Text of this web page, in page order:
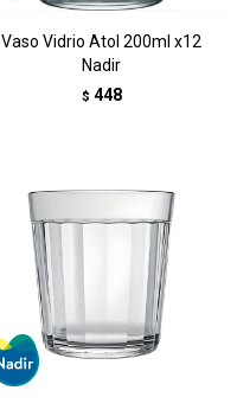
Vaso Vidrio Atol 200ml x12
Nadir
$ 448